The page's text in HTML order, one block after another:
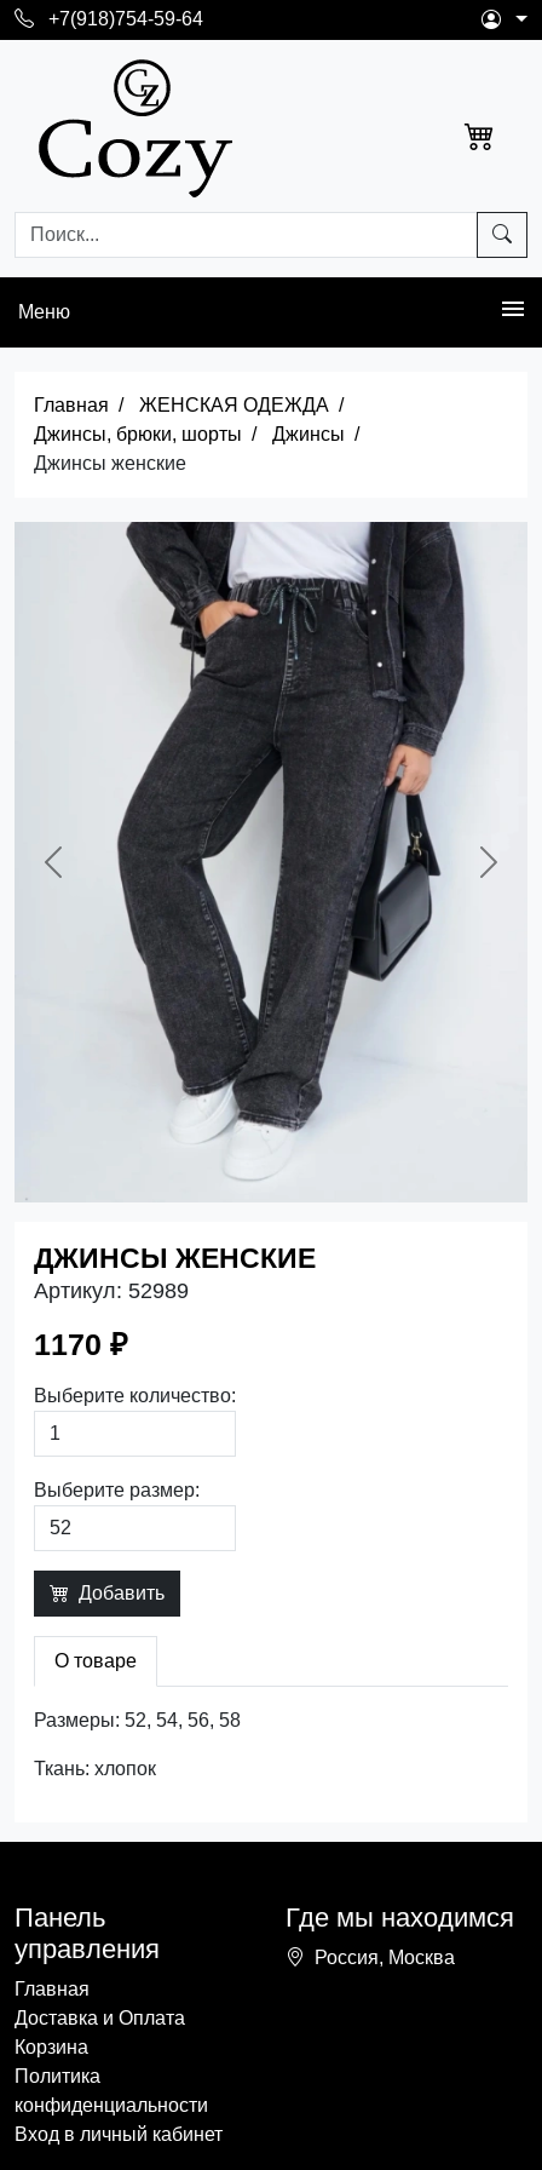
+7(918)754-59-64
Меню
Главная
ЖЕНСКАЯ ОДЕЖДА
Джинсы, брюки, шорты
Джинсы
Джинсы женские
Previous Next
ДЖИНСЫ ЖЕНСКИЕ
Артикул: 52989
1170 ₽
Выберите количество:
Выберите размер:
Добавить
О товаре
Размеры: 52, 54, 56, 58
Ткань: хлопок
Панель
управления
Главная
Доставка и Оплата
Корзина
Политика
конфиденциальности
Вход в личный кабинет
Где мы находимся
Россия, Москва